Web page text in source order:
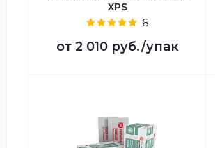
XPS
6
от 2 010 руб./упак